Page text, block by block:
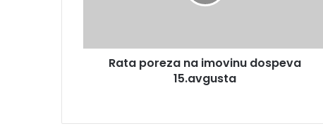
Rata poreza na imovinu dospeva
15.avgusta